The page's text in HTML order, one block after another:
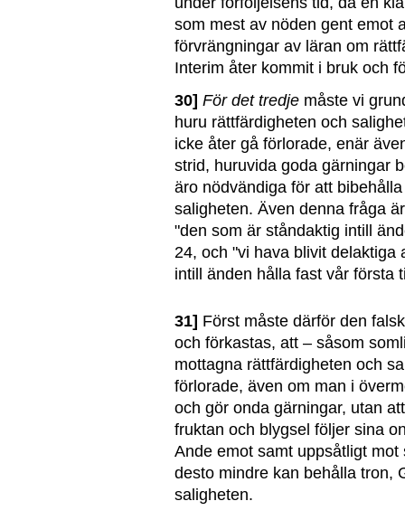
som mest av nöden gent emot
förvrängningar av läran om
Interim åter kommit i bruk och
30] För det tredje måste vi
huru rättfärdigheten och
icke åter gå förlorade, enär
strid, huruvida goda gärningar
äro nödvändiga för att
saligheten. Även denna fråga
"den som är ståndaktig intill
24, och "vi hava blivit delaktiga
intill änden hålla fast vår första
31] Först måste därför den
och förkastas, att – såsom
mottagna rättfärdigheten och
förlorade, även om man i
och gör onda gärningar, utan
fruktan och blygsel följer sina
Ande emot samt uppsåtligt
desto mindre kan behålla tron,
saligheten.